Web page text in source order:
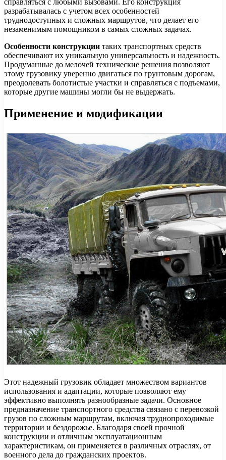
справляться с любыми вызовами. Его конструкция
разрабатывалась с учетом всех особенностей
труднодоступных и сложных маршрутов, что делает его
незаменимым помощником в самых сложных задачах.
Особенности конструкции таких транспортных средств
обеспечивают их уникальную универсальность и надежность.
Продуманные до мелочей технические решения позволяют
этому грузовику уверенно двигаться по грунтовым дорогам,
преодолевать болотистые участки и справляться с подъемами,
которые другие машины могли бы не выдержать.
Применение и модификации
Этот надежный грузовик обладает множеством вариантов
использования и адаптации, которые позволяют ему
эффективно выполнять разнообразные задачи. Основное
предназначение транспортного средства связано с перевозкой
грузов по сложным маршрутам, включая труднопроходимые
территории и бездорожье. Благодаря своей прочной
конструкции и отличным эксплуатационным
характеристикам, он применяется в различных отраслях, от
военного дела до гражданских проектов.